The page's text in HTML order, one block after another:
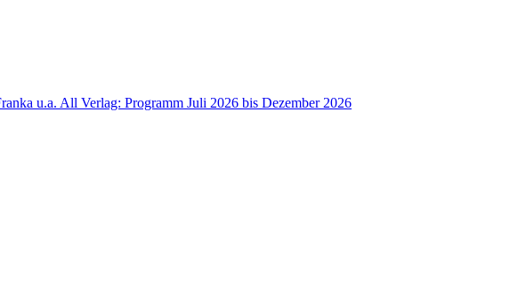
u.a. All Verlag: Programm Juli 2026 bis Dezember 2026